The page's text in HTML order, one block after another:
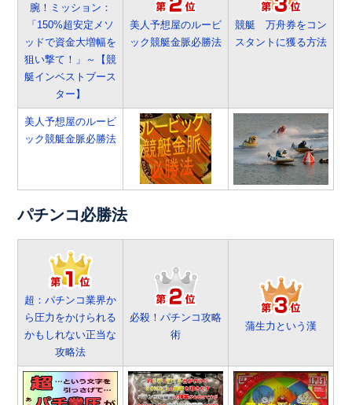
腕！ミッション：
「150%超安定メソ
ッドで資金大増幅を
狙い撃て！」～【競
艇インベストブース
ター】
美人予想屋のルービ
ック競艇金脈必勝法
競艇 万舟券をコン
スタントに獲る方法
美人予想屋のルービ
ック競艇金脈必勝法
パチンコ必勝法
超：パチンコ業界か
ら圧力をかけられる
かもしれない正当な
攻略法
必殺！パチンコ攻略
術
蒲生力という漢